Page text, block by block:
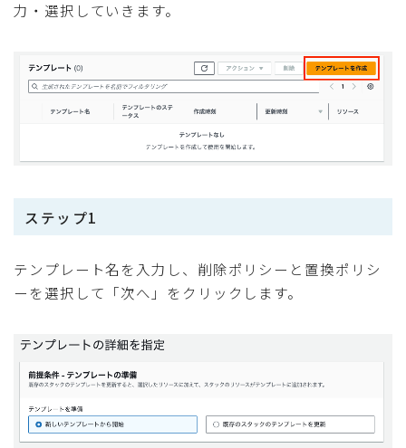
力・選択していきます。
ステップ1
テンプレート名を入力し、削除ポリシーと置換ポリシ
ーを選択して「次へ」をクリックします。